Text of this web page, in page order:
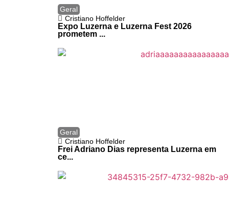
Geral
Cristiano Hoffelder
Expo Luzerna e Luzerna Fest 2026
prometem ...
Geral
Cristiano Hoffelder
Frei Adriano Dias representa Luzerna em
ce...